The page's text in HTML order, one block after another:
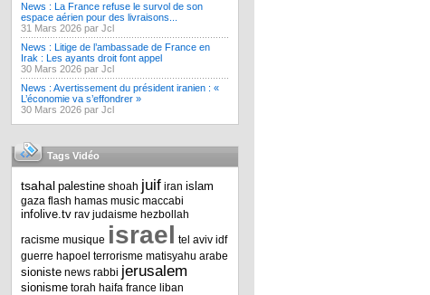
News : La France refuse le survol de son
espace aérien pour des livraisons...
31 Mars 2026 par Jcl
News : Litige de l’ambassade de France en
Irak : Les ayants droit font appel
30 Mars 2026 par Jcl
News : Avertissement du président iranien : «
L’économie va s’effondrer »
30 Mars 2026 par Jcl
Tags Vidéo
tsahal palestine shoah juif iran islam
gaza flash hamas music maccabi
infolive.tv rav judaisme hezbollah
racisme musique israel tel aviv idf
guerre hapoel terrorisme matisyahu arabe
sioniste news rabbi jerusalem
sionisme torah haifa france liban